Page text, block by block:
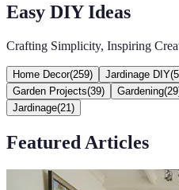
Easy DIY Ideas
Crafting Simplicity, Inspiring
Home Decor(259) Jardinage DIY(
Garden Projects(39) Gardening(29
Jardinage(21 )
Featured Articles